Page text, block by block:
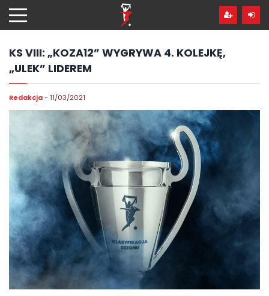
hdo
treści
KS VIII: „KOZA12” WYGRYWA 4. KOLEJKĘ,
„ULEK” LIDEREM
Redakcja- 11/03/2021